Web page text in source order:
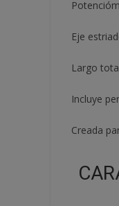
Eje
Largo
Incluye
Creada